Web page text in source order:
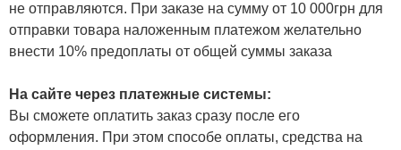
не отправляются. При заказе на сумму от 10 000грн для
отправки товара наложенным платежом желательно
внести 10% предоплаты от общей суммы заказа
На сайте через платежные системы:
Вы сможете оплатить заказ сразу после его
оформления. При этом способе оплаты, средства на